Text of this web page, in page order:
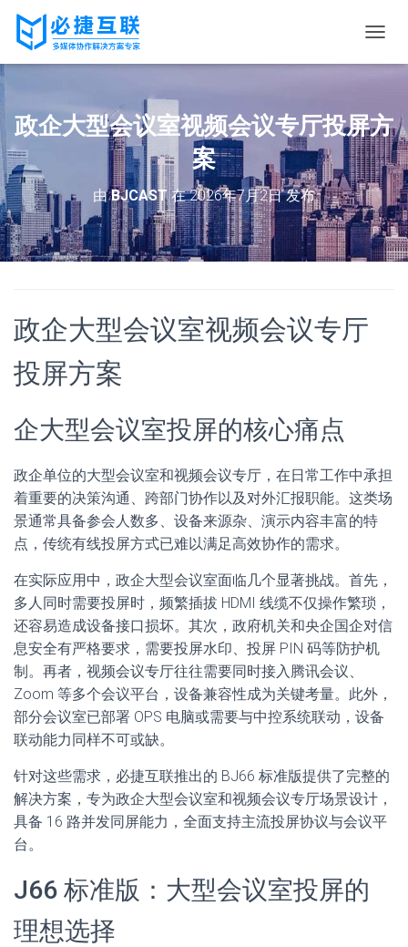
换
政企大型会议室视频会议专厅投屏方
案
由BJCAST在2026年7月2日发布
政企大型会议室视频会议专厅
投屏方案
企大型会议室投屏的核心痛点
政企单位的大型会议室和视频会议专厅，在日常工作中承担
着重要的决策沟通、跨部门协作以及对外汇报职能。这类场
景通常具备参会人数多、设备来源杂、演示内容丰富的特
点，传统有线投屏方式已难以满足高效协作的需求。
在实际应用中，政企大型会议室面临几个显著挑战。首先，
多人同时需要投屏时，频繁插拔 HDMI 线缆不仅操作繁琐，
还容易造成设备接口损坏。其次，政府机关和央企国企对信
息安全有严格要求，需要投屏水印、投屏 PIN 码等防护机
制。再者，视频会议专厅往往需要同时接入腾讯会议、
Zoom 等多个会议平台，设备兼容性成为关键考量。此外，
部分会议室已部署 OPS 电脑或需要与中控系统联动，设备
联动能力同样不可或缺。
针对这些需求，必捷互联推出的 BJ66 标准版提供了完整的
解决方案，专为政企大型会议室和视频会议专厅场景设计，
具备 16 路并发同屏能力，全面支持主流投屏协议与会议平
台。
J66 标准版：大型会议室投屏的
理想选择